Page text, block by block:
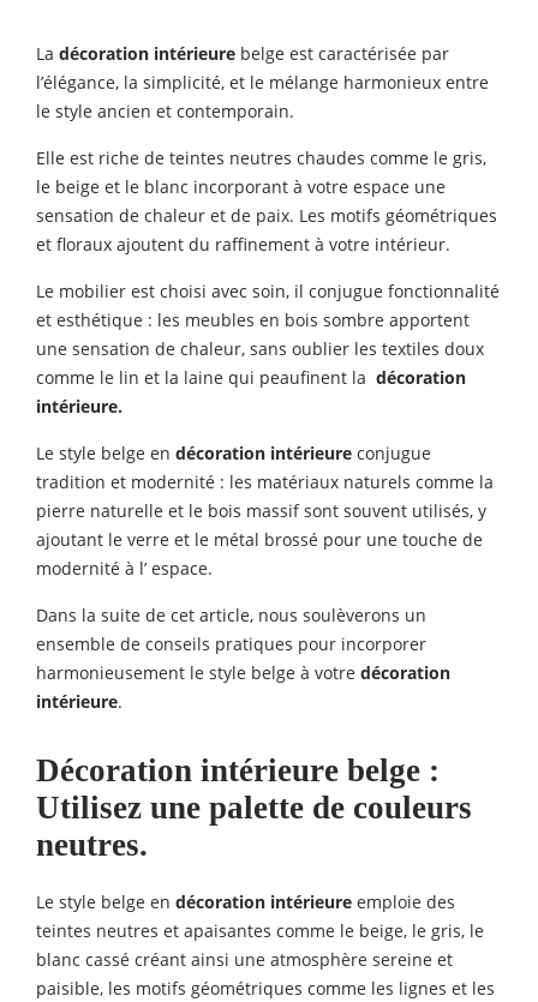
La décoration intérieure belge est caractérisée par
l’élégance, la simplicité, et le mélange harmonieux entre
le style ancien et contemporain.
Elle est riche de teintes neutres chaudes comme le gris,
le beige et le blanc incorporant à votre espace une
sensation de chaleur et de paix. Les motifs géométriques
et floraux ajoutent du raffinement à votre intérieur.
Le mobilier est choisi avec soin, il conjugue fonctionnalité
et esthétique : les meubles en bois sombre apportent
une sensation de chaleur, sans oublier les textiles doux
comme le lin et la laine qui peaufinent la décoration
intérieure.
Le style belge en décoration intérieure conjugue
tradition et modernité : les matériaux naturels comme la
pierre naturelle et le bois massif sont souvent utilisés, y
ajoutant le verre et le métal brossé pour une touche de
modernité à l’ espace.
Dans la suite de cet article, nous soulèverons un
ensemble de conseils pratiques pour incorporer
harmonieusement le style belge à votre décoration
intérieure.
Décoration intérieure belge :
Utilisez une palette de couleurs
neutres.
Le style belge en décoration intérieure emploie des
teintes neutres et apaisantes comme le beige, le gris, le
blanc cassé créant ainsi une atmosphère sereine et
paisible, les motifs géométriques comme les lignes et les